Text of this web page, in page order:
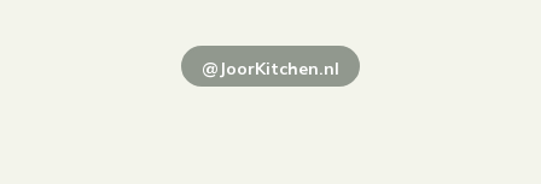
@JoorKitchen.nl